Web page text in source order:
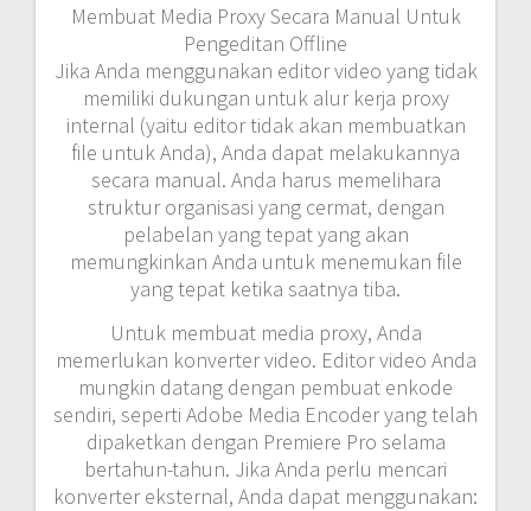
Membuat Media Proxy Secara Manual Untuk
Pengeditan Offline
Jika Anda menggunakan editor video yang tidak
memiliki dukungan untuk alur kerja proxy
internal (yaitu editor tidak akan membuatkan
file untuk Anda), Anda dapat melakukannya
secara manual. Anda harus memelihara
struktur organisasi yang cermat, dengan
pelabelan yang tepat yang akan
memungkinkan Anda untuk menemukan file
yang tepat ketika saatnya tiba.
Untuk membuat media proxy, Anda
memerlukan konverter video. Editor video Anda
mungkin datang dengan pembuat enkode
sendiri, seperti Adobe Media Encoder yang telah
dipaketkan dengan Premiere Pro selama
bertahun-tahun. Jika Anda perlu mencari
konverter eksternal, Anda dapat menggunakan: